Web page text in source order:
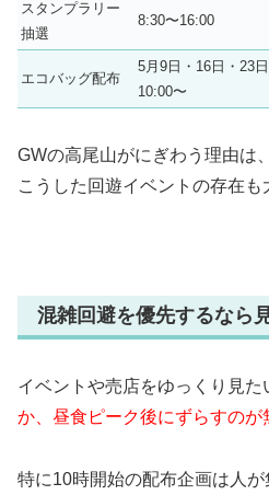
スタンプラリー
抽選
8:30〜16:00
エコバッグ配布
5月9日・16日・23
10:00〜
GWの高尾山がにぎわう理由は
こうした回遊イベントの存在も
混雑回避を優先するなら
イベントや売店をゆっくり見た
か、昼食ピーク後にずらすのが
特に10時開始の配布企画は人